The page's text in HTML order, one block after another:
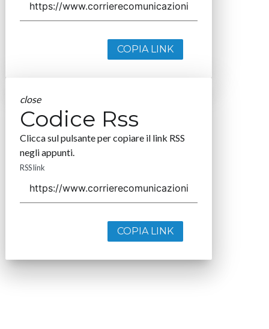
COPIA LINK
close
Codice Rss
Clicca sul pulsante per copiare il link RSS
negli appunti.
RSS link
COPIA LINK